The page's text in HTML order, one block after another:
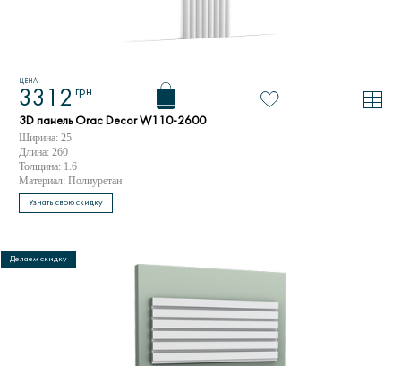
ЦЕНА
3312 грн
3D панель Orac Decor W110-2600
Ширина: 25
Длина: 260
Толщина: 1.6
Материал: Полиуретан
Узнать свою скидку
Делаем скидку